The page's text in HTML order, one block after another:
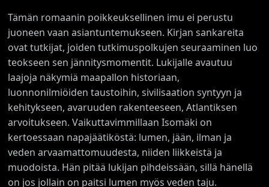
Tämän romaanin poikkeuksellinen imu ei perustu
juoneen vaan asiantuntemukseen. Kirjan sankareita
ovat tutkijat, joiden tutkimuspolkujen seuraaminen luo
teokseen sen jännitysmomentit. Lukijalle avautuu
laajoja näkymiä maapallon historiaan,
luonnonilmiöiden taustoihin, sivilisaation syntyyn ja
kehitykseen, avaruuden rakenteeseen, Atlantiksen
arvoitukseen. Vaikuttavimmillaan Isomäki on
kertoessaan napajäätiköstä: lumen, jään, ilman ja
veden arvaamattomuudesta, niiden liikkeistä ja
muodoista. Hän pitää lukijan pihdeissään, sillä hänellä
on jos jollain on paitsi lumen myös veden taju.